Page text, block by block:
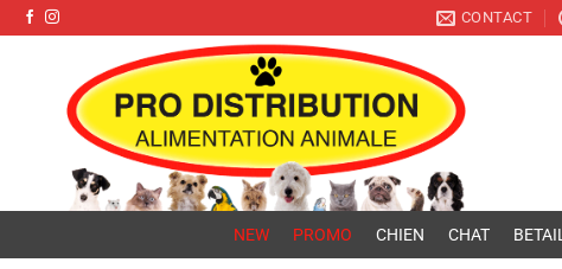
Pro Distribution
Passer
au
CONTACT
NEW PROMO CHIEN CHAT BETAIL